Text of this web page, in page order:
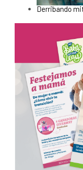
Derribando